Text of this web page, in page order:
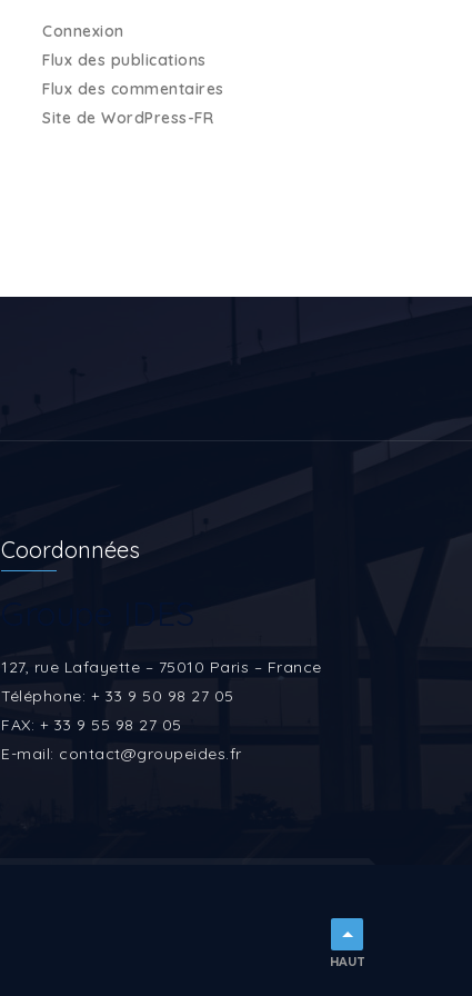
Connexion
Flux des publications
Flux des commentaires
Site de WordPress-FR
Coordonnées
127, rue Lafayette – 75010 Paris – France
Téléphone: + 33 9 50 98 27 05
FAX: + 33 9 55 98 27 05
E-mail: contact@groupeides.fr
HAUT